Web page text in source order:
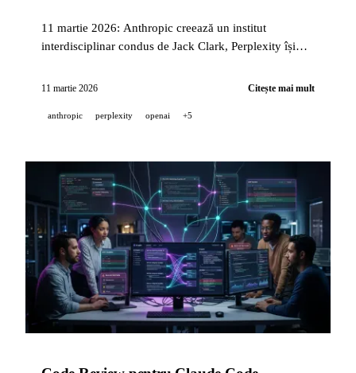
11 martie 2026: Anthropic creează un institut
interdisciplinar condus de Jack Clark, Perplexity își
dotează Responses API cu un mediu informatic
cipuri MTIA.
11 martie 2026 Citește mai mult
anthropic perplexity openai +5